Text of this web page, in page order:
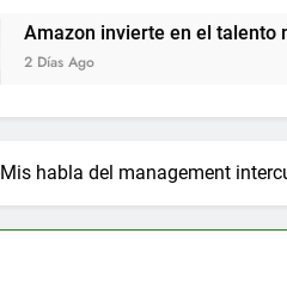
invierte en el talento
habla del management